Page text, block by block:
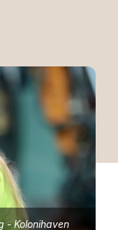
- Kolonihaven